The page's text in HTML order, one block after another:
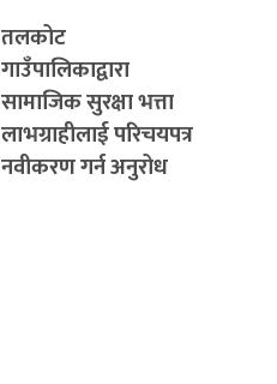
तलकोट
गाउँपालिकाद्वारा
सामाजिक सुरक्षा भत्ता
लाभग्राहीलाई परिचयपत्र
नवीकरण गर्न अनुरोध